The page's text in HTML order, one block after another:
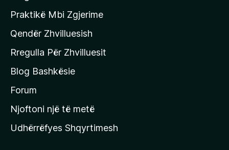
f
a
q
a
h
y
ë
Praktikë Mbi Zgjerime
Qendër Zhvilluesish
Rregulla Për Zhvilluesit
Blog Bashkësie
Forum
Njoftoni një të metë
Udhërrëfyes Shqyrtimesh